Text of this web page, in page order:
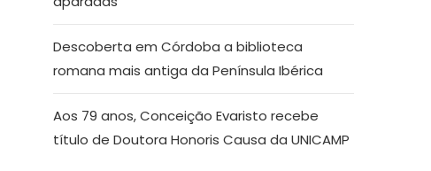
Descoberta em Córdoba a biblioteca
romana mais antiga da Península Ibérica
Aos 79 anos, Conceição Evaristo recebe
título de Doutora Honoris Causa da UNICAMP